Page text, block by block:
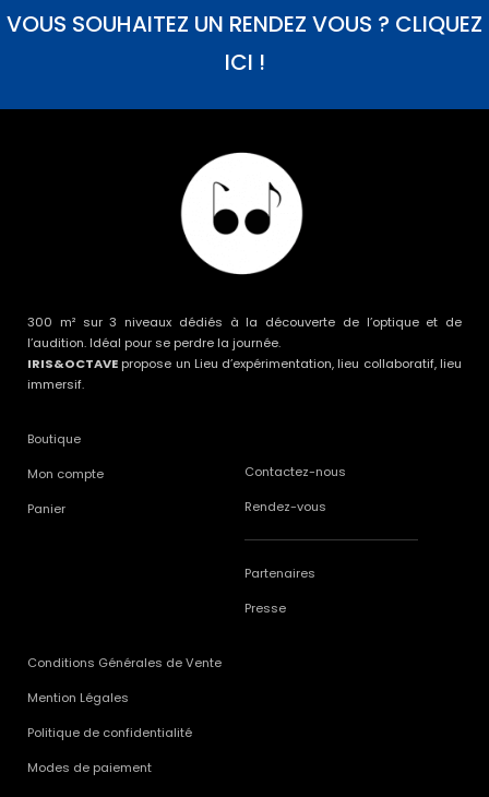
VOUS SOUHAITEZ UN RENDEZ VOUS ? CLIQUEZ
ICI !
300 m² sur 3 niveaux dédiés à la découverte de l’optique et de
l’audition. Idéal pour se perdre la journée.
IRIS&OCTAVE propose un Lieu d’expérimentation, lieu collaboratif, lieu
immersif.
Boutique
Mon compte
Panier
Contactez-nous
Rendez-vous
Partenaires
Presse
Conditions Générales de Vente
Mention Légales
Politique de confidentialité
Modes de paiement